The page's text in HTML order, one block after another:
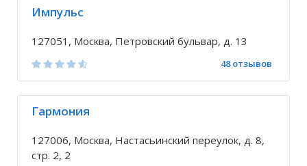
Импульс
127051, Москва, Петровский бульвар, д. 13
48 отзывов
Гармония
127006, Москва, Настасьинский переулок, д. 8,
стр. 2, 2